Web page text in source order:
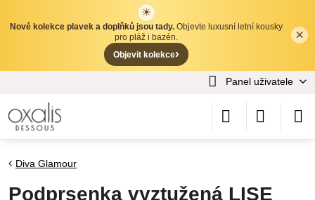
✕
×
☀
Nové kolekce plavek a doplňků jsou tady. Objevte luxusní letní kousky
pro pláž i bazén.
Objevit kolekce›
Panel uživatele
Diva Glamour
Podprsenka vyztužená LISE